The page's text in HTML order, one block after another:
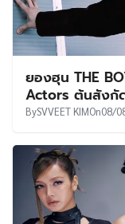
ยองฮุน THE
Actors ต้นสังกั
BySVVEET KIMOn08/